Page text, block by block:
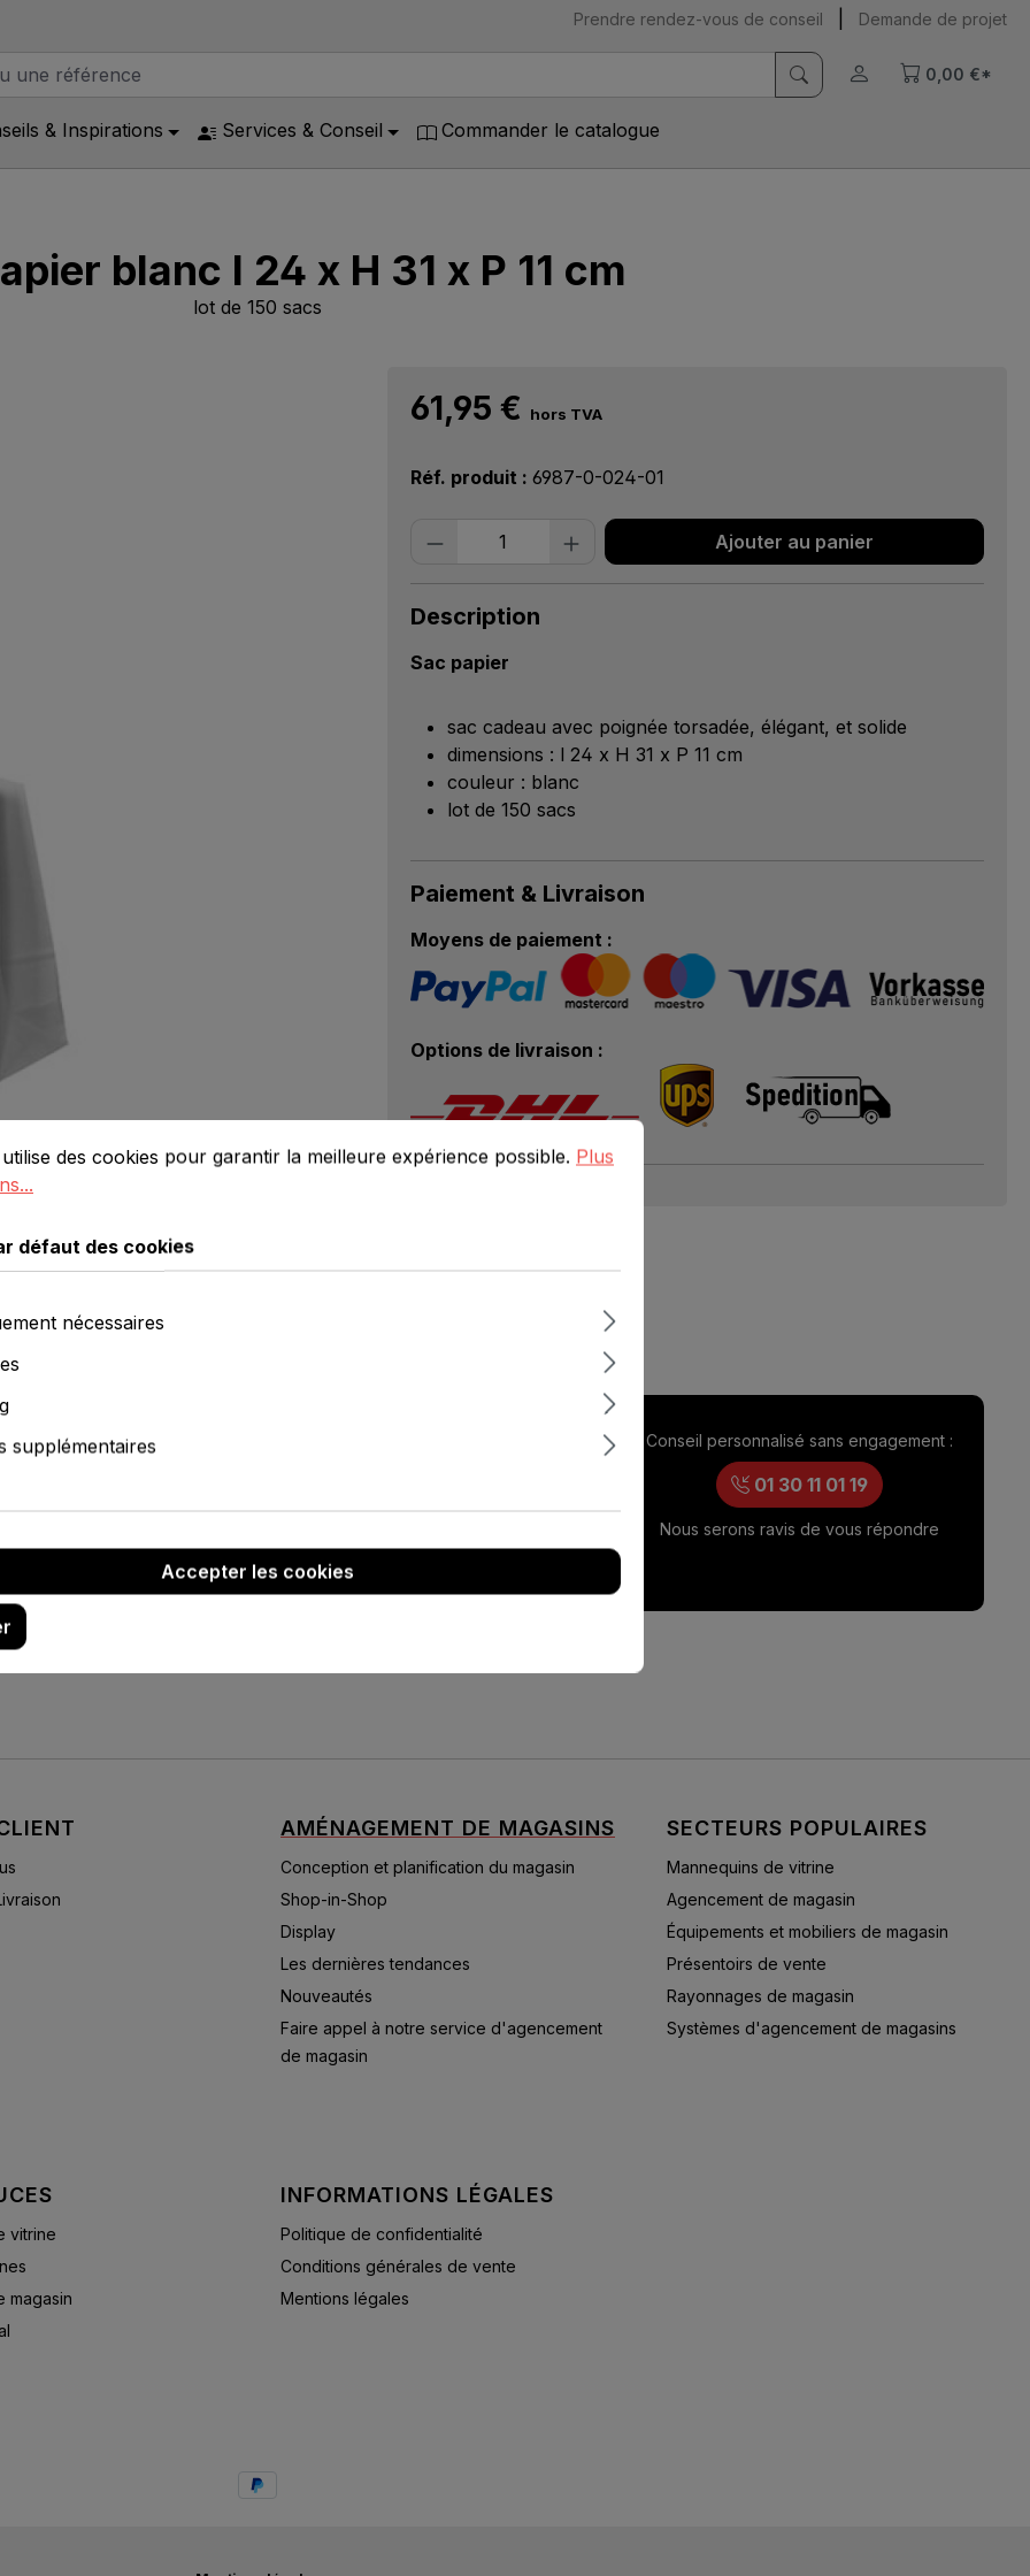
Prendre rendez-vous de conseil Demande de projet
0,00 €*
& Inspirations Services & Conseil Commander le catalogue
blanc l 24 x H 31 x P 11 cm
lot de 150 sacs
61,95 € hors TVA
Réf. produit :6987-0-024-01
Quantité de produit : Entrez la quantité
Ajouter au panier
Description
Sac papier
sac cadeau avec poignée torsadée, élégant, et solide
dimensions : l 24 x H 31 x P 11 cm
couleur : blanc
lot de 150 sacs
Paiement & Livraison
Moyens de paiement :
Options de livraison :
selon vos besoins
magasin ? Nous vous
Ven : 08h00 – 14h00
Conseil personnalisé sans engagement :
01 30 11 01 19
Nous serons ravis de vous répondre
AMÉNAGEMENT DE MAGASINS
Conception et planification du magasin
Shop-in-Shop
Display
Les dernières tendances
Nouveautés
Faire appel à notre service d'agencement
de magasin
SECTEURS POPULAIRES
Mannequins de vitrine
Agencement de magasin
Équipements et mobiliers de magasin
Présentoirs de vente
Rayonnages de magasin
Systèmes d'agencement de magasins
vitrine
magasin
INFORMATIONS LÉGALES
Politique de confidentialité
Conditions générales de vente
Mentions légales
des cookies
des cookies pour garantir la meilleure expérience possible.
Plus d'informations...
des cookies pour garantir la meilleure expérience possible. Plus
défaut des cookies
nécessaires
supplémentaires
Accepter les cookies